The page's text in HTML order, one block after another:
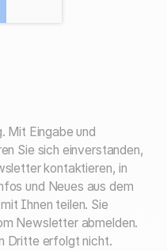
Mit Eingabe und
Sie sich einverstanden,
kontaktieren, in
und Neues aus dem
Ihnen teilen. Sie
Newsletter abmelden.
Dritte erfolgt nicht.